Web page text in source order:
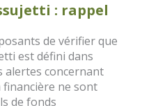
: rappel
de vérifier que
est défini dans
alertes concernant
financière ne sont
de fonds